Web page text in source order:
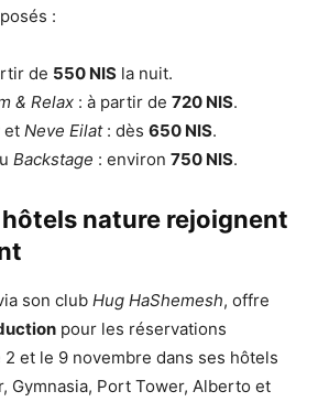
:
de 550 NIS la nuit.
& Relax : à partir de 720 NIS.
et Neve Eilat: dès 650 NIS.
Backstage : environ 750 NIS.
nature rejoignent
son club Hug HaShemesh, offre
pour les réservations
et le 9 novembre dans ses hôtels
Gymnasia, Port Tower, Alberto et